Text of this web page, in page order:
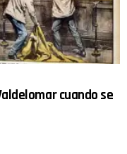
cuando se